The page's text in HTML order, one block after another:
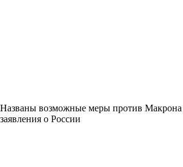
Названы возможные меры против Макрона
заявления о России